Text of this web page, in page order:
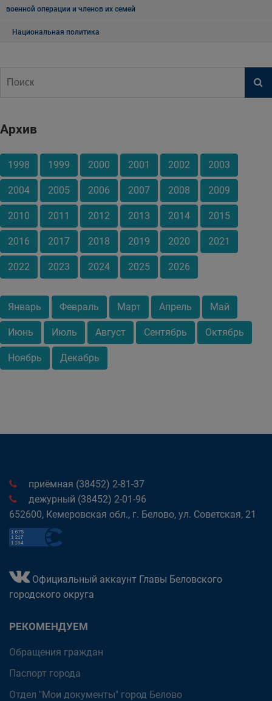
военной операции и членов их семей
Национальная политика
Архив
1998 1999 2000 2001 2002 2003
2004 2005 2006 2007 2008 2009
2010 2011 2012 2013 2014 2015
2016 2017 2018 2019 2020 2021
2022 2023 2024 2025 2026
Январь Февраль Март Апрель Май
Июнь Июль Август Сентябрь Октябрь
Ноябрь Декабрь
приёмная (38452) 2-81-37
дежурный (38452) 2-01-96
652600, Кемеровская обл., г. Белово, ул. Советская, 21
Официальный аккаунт Главы Беловского
городского округа
РЕКОМЕНДУЕМ
Обращения граждан
Паспорт города
Отдел "Мои документы" город Белово